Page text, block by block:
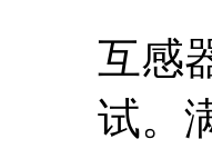
互感
试。